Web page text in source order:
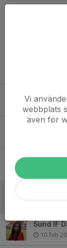
16 jun
1 apr
Sund IFs
Sund IF
10 feb
Vi
webbplats
även för